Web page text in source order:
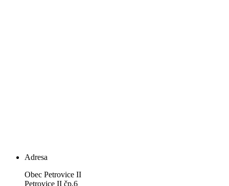
Adresa
Obec Petrovice II
Petrovice II čp.6